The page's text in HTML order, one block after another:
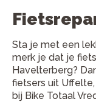
Sta je met een
merk je dat je
Havelterberg?
fietsers uit
bij Bike Totaal